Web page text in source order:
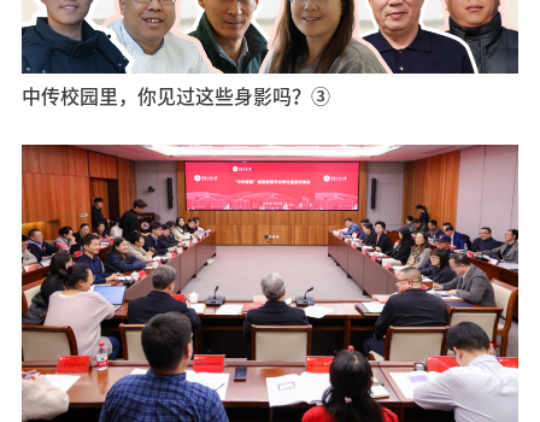
中传校园里，你见过这些身影吗？③